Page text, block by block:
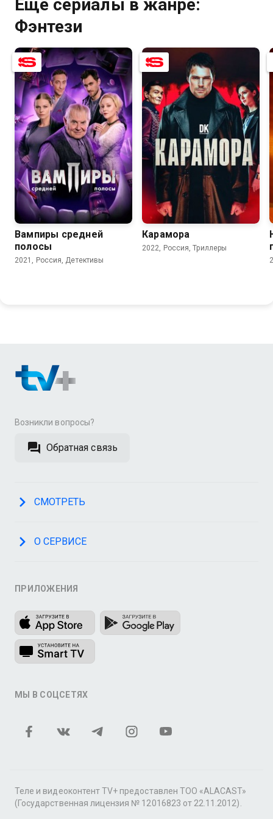
Ещё сериалы в жанре:
Фэнтези
8.4 7.5
Вампиры средней
полосы
2021, Россия, Детективы
7.0 6.1
Карамора
2022, Россия, Триллеры
Возникли вопросы?
Обратная связь
СМОТРЕТЬ
О СЕРВИСЕ
ПРИЛОЖЕНИЯ
МЫ В СОЦСЕТЯХ
Теле и видеоконтент TV+ предоставлен ТОО «ALACAST»
(Государственная лицензия № 12016823 от 22.11.2012).